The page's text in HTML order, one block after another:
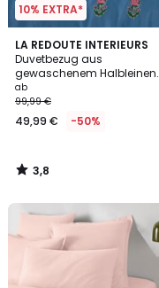
10% EXTRA*
LA REDOUTE INTERIEURS
Duvetbezug aus
gewaschenem Halbleinen
Alanis
ab
99,99 €
49,99 € -50%
3,8
/ 5
3,8
/